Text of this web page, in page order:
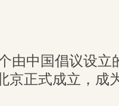
个由中国倡议设
京正式成立，成